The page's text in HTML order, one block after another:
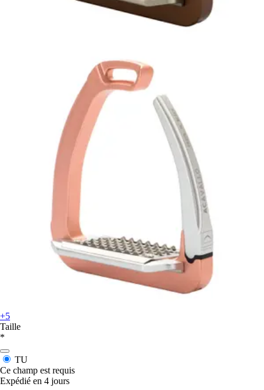
+5
Taille
*
TU
Ce champ est requis
Expédié en 4 jours